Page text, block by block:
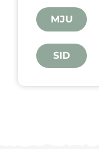
MJU
SID